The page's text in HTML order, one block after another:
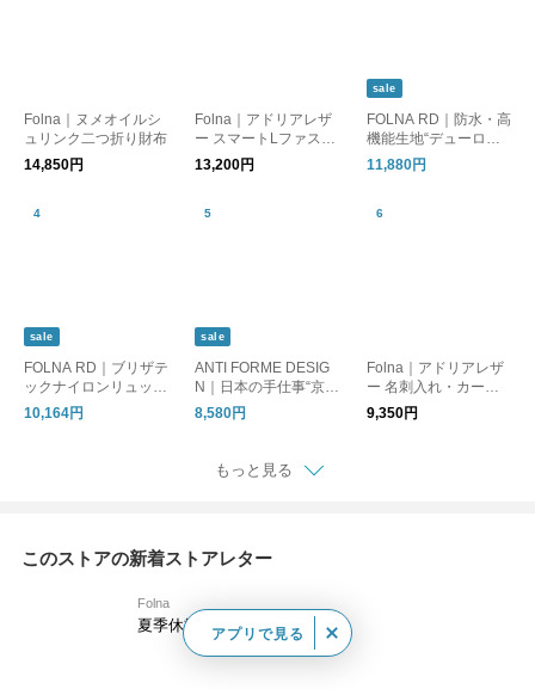
Folna｜ヌメオイルシ
ュリンク二つ折り財布
14,850円
Folna｜アドリアレザ
ー スマートLファスナ
ー長財布
13,200円
sale
FOLNA RD｜防水・高
機能生地“デューロ
ン”リュック
11,880円
sale
FOLNA RD｜ブリザテ
ックナイロンリュック
(止水ファスナー)
10,164円
sale
ANTI FORME DESIG
N｜日本の手仕事“京友
禅”ゼブラ柄 本革二つ
折り財布
8,580円
Folna｜アドリアレザ
ー 名刺入れ・カード
ケース
9,350円
もっと見る
このストアの新着ストアレター
Folna
夏季休業のお知らせ
アプリで見る